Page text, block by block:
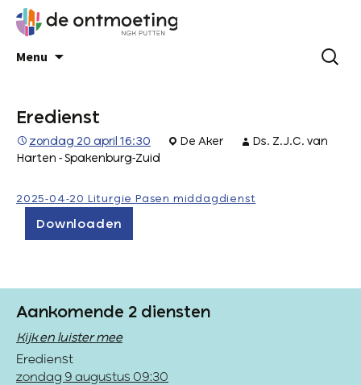
Menu
Eredienst
zondag 20 april 16:30 De Aker
Ds. Z.J.C. van
Harten - Spakenburg-Zuid
2025-04-20 Liturgie Pasen middagdienst
Downloaden
Aankomende 2 diensten
Kijk en luister mee
Eredienst
zondag 9 augustus 09:30